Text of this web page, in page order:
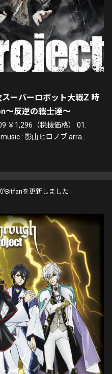
ーパーロボット大戦Z 時
～反逆の戦士達～
￥1,296（税抜価格） 01.
: 影山ヒロノブ arra...
Bitfanを更新しました